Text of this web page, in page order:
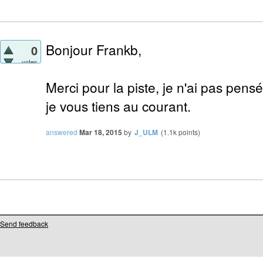
0
votes
Bonjour Frankb,
Merci pour la piste, je n'ai pas
je vous tiens au courant.
answered Mar 18, 2015 by J_ULM (1.1kpoints)
Send feedback